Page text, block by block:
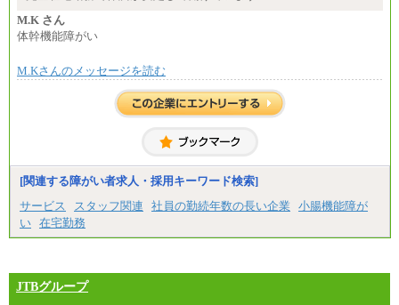
※1…東京都、埼玉県、千葉県、神奈川県
※2…大阪府、京都府、兵庫県、滋賀県
※3…愛知県、静岡県
潟県、富山県、石川県、岡山県、広島県、山口県、
※5…青森県、鳥取県、島根県、愛媛県、高知県、大
分県、長崎県、熊本県、宮崎県、鹿児島県、沖縄
時給制：最低時給額 1,050円～ ※勤務地により異な
【エアサーブ】
・退職金相当手当 37円
ざいません。
M.K さん
体幹機能障がい
M.Kさんのメッセージを読む
[関連する障がい者求人・採用キーワード検索]
サービス
スタッフ関連 社員の勤続年数の長い企業
小腸機能障が
い 在宅勤務
JTBグループ